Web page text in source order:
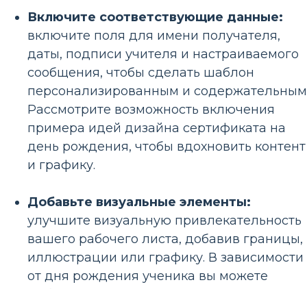
Включите соответствующие данные:
включите поля для имени получателя,
даты, подписи учителя и настраиваемого
сообщения, чтобы сделать шаблон
персонализированным и
Рассмотрите возможность включения
примера идей дизайна сертификата на
день рождения, чтобы вдохновить контент
и графику.
Добавьте визуальные элементы:
улучшите визуальную привлекательность
вашего рабочего листа, добавив границы,
иллюстрации или графику. В зависимости
от дня рождения ученика вы можете